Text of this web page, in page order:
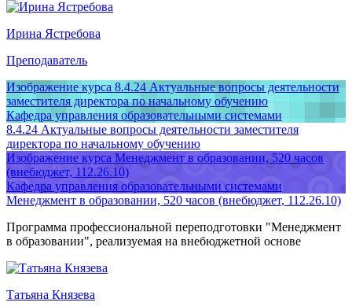
Ирина Ястребова
Преподаватель
Изображение курса 8.4.24 Актуальные вопросы деятельности
заместителя директора по начальному обучению
Кафедра управления образовательными системами
8.4.24 Актуальные вопросы деятельности заместителя
директора по начальному обучению
Изображение курса Менеджмент в образовании, 520 часов
(внебюджет, 112.26.10)
Кафедра управления образовательными системами
Менеджмент в образовании, 520 часов (внебюджет, 112.26.10)
Программа профессиональной переподготовки "Менеджмент
в образовании", реализуемая на внебюджетной основе
Татьяна Князева